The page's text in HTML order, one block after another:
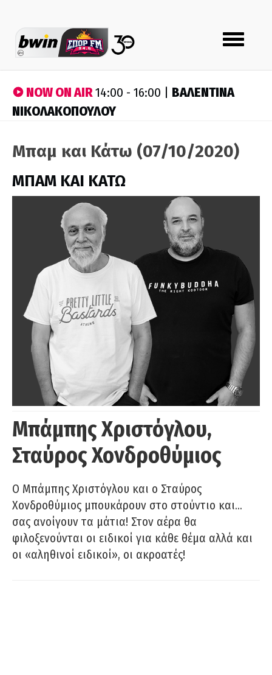
Toggle
navigation
NOW ON AIR14:00 - 16:00 | ΒΑΛΕΝΤΙΝΑ
ΝΙΚΟΛΑΚΟΠΟΥΛΟΥ
Μπαμ και Κάτω (07/10/2020)
ΜΠΑΜ ΚΑΙ ΚΑΤΩ
Μπάμπης Χριστόγλου,
Σταύρος Χονδροθύμιος
O Μπάμπης Χριστόγλου και ο Σταύρος
Χονδροθύμιος μπουκάρουν στο στούντιο και…
σας ανοίγουν τα μάτια! Στον αέρα θα
φιλοξενούνται οι ειδικοί για κάθε θέμα αλλά και
οι «αληθινοί ειδικοί», οι ακροατές!